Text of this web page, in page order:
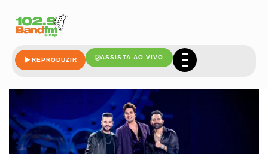
REPRODUZIR ASSISTA AO VIVO
guilherme